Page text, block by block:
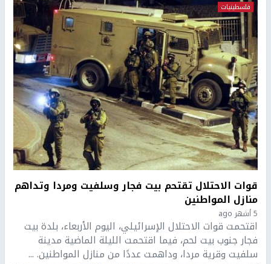
فلسطينيات
قوات الاحتلال تقتحم بيت فجار وسلفيت ومردا وتداهم
منازل المواطنين
5 أشهر ago
اقتحمت قوات الاحتلال الإسرائيلي، اليوم الأربعاء، بلدة بيت
فجار جنوب بيت لحم، فيما اقتحمت الليلة الماضية مدينة
سلفيت وقرية مردا، وداهمت عددًا من منازل المواطنين. ...